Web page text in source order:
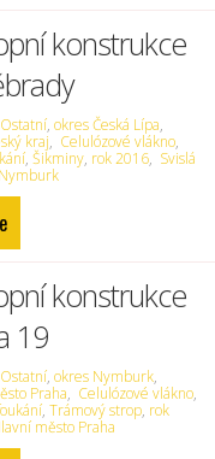
konstrukce
Ostatní,okres Česká Lípa,
kraj, Celulózové vlákno,
,Šikminy, rok 2016, Svislá
konstrukce
19
Ostatní,okres Nymburk,
Praha, Celulózové vlákno,
,Trámový strop, rok
město Praha